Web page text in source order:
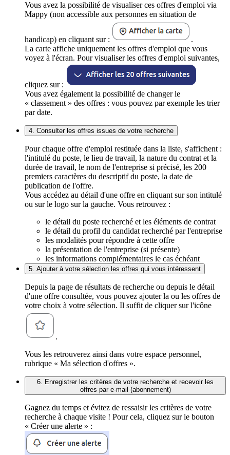
Vous avez la possibilité de visualiser ces offres d'emploi via
Mappy (non accessible aux personnes en situation de
handicap) en cliquant sur :
.
La carte affiche uniquement les offres d'emploi que vous
voyez à l'écran. Pour visualiser les offres d'emploi suivantes,
cliquez sur :
Vous avez également la possibilité de changer le
« classement » des offres : vous pouvez par exemple les trier
par date.
4. Consulter les offres issues de votre recherche
Pour chaque offre d'emploi restituée dans la liste, s'affichent :
l'intitulé du poste, le lieu de travail, la nature du contrat et la
durée de travail, le nom de l'entreprise si précisé, les 200
premiers caractères du descriptif du poste, la date de
publication de l'offre.
Vous accédez au détail d'une offre en cliquant sur son intitulé
ou sur le logo sur la gauche. Vous retrouvez :
le détail du poste recherché et les éléments de contrat
le détail du profil du candidat recherché par l'entreprise
les modalités pour répondre à cette offre
la présentation de l'entreprise (si présente)
les informations complémentaires le cas échéant
5. Ajouter à votre sélection les offres qui vous intéressent
Depuis la page de résultats de recherche ou depuis le détail
d'une offre consultée, vous pouvez ajouter la ou les offres de
votre choix à votre sélection. Il suffit de cliquer sur l'icône
.
Vous les retrouverez ainsi dans votre espace personnel,
rubrique « Ma sélection d'offres ».
6. Enregistrer les critères de votre recherche et recevoir les
offres par e-mail (abonnement)
Gagnez du temps et évitez de ressaisir les critères de votre
recherche à chaque visite ! Pour cela, cliquez sur le bouton
« Créer une alerte » :